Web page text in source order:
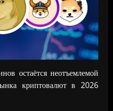
остаётся неотъемлемой
криптовалют в 2026